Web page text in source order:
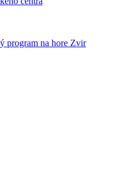
program na hore Zvir